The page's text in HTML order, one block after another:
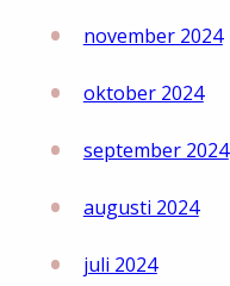
november 2024
oktober 2024
september 2024
augusti 2024
juli 2024